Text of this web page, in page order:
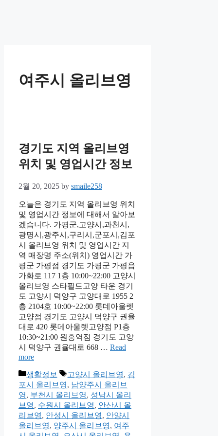
여주시 올리브영
경기도 지역 올리브영
위치 및 영업시간 정보
2월 20, 2025 by smaile258
오늘은 경기도 지역 올리브영 위치
및 영업시간 정보에 대해서 알아보
겠습니다. 가평군,고양시,과천시,
광명시,광주시,구리시,군포시,김포
시 올리브영 위치 및 영업시간 지
역 매장명 주소(위치) 영업시간 가
평군 가평점 경기도 가평군 가평읍
가화로 117 1층 10:00~22:00 고양시
올리브영 스타필드고양 타운 경기
도 고양시 덕양구 고양대로 1955 2
층 2104호 10:00~22:00 롯데아울렛
고양점 경기도 고양시 덕양구 권율
대로 420 롯데아울렛고양점 P1층
10:30~21:00 원흥역점 경기도 고양
시 덕양구 권율대로 668 … Read
more
Categories
생활정보 Tags
고양시 올리브영, 김
포시 올리브영, 남양주시 올리브
영, 부천시 올리브영, 성남시 올리
브영, 수원시 올리브영, 안산시 올
리브영, 안성시 올리브영, 안양시
올리브영, 양주시 올리브영, 여주